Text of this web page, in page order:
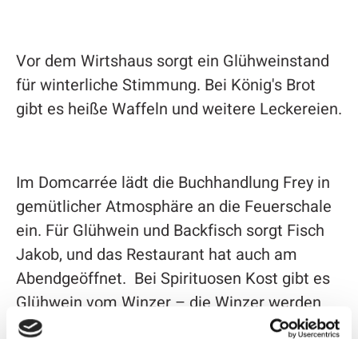
Vor dem Wirtshaus sorgt ein Glühweinstand
für winterliche Stimmung. Bei König's Brot
gibt es heiße Waffeln und weitere Leckereien.
Im Domcarrée lädt die Buchhandlung Frey in
gemütlicher Atmosphäre an die Feuerschale
ein. Für Glühwein und Backfisch sorgt Fisch
Jakob, und das Restaurant hat auch am
Abendgeöffnet. Bei Spirituosen Kost gibt es
Glühwein vom Winzer – die Winzer werden
sogar persönlich vor Ort sein.